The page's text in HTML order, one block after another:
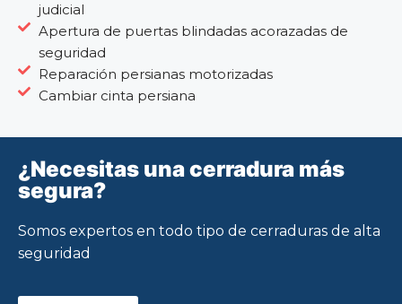
judicial
Apertura de puertas blindadas acorazadas de
seguridad
Reparación persianas motorizadas
Cambiar cinta persiana
¿Necesitas una cerradura más
segura?
Somos expertos en todo tipo de cerraduras de alta
seguridad